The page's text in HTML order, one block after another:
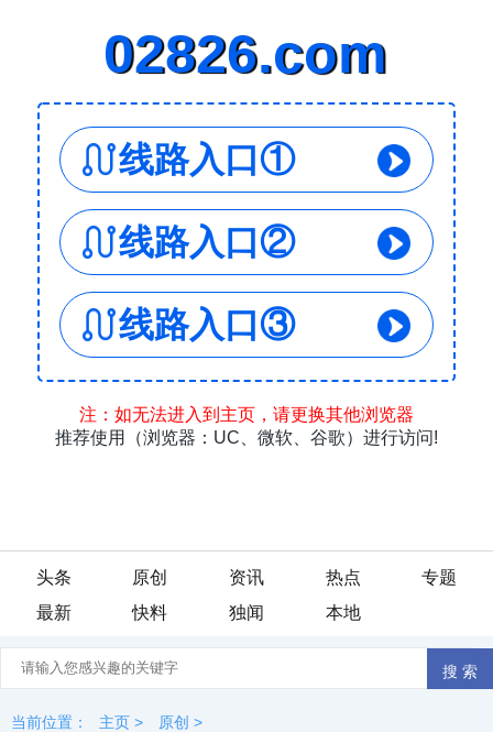
头条 原创 资讯 热点
专题
最新
快料 独闻 本地
当前位置： 主页 > 原创 >